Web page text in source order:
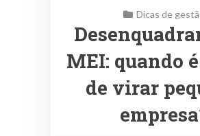
Dicas de
MEI: quando
de virar